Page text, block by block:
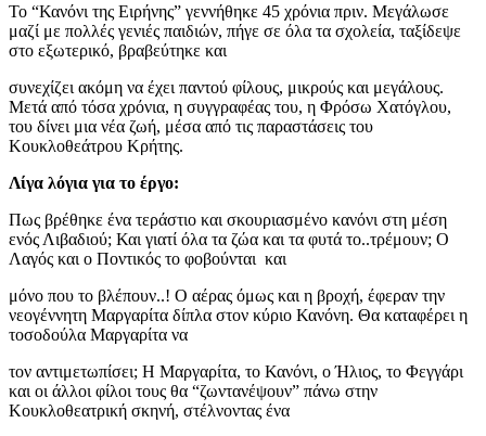
Το “Κανόνι της Ειρήνης” γεννήθηκε 45 χρόνια πριν. Μεγάλωσε
μαζί με πολλές γενιές παιδιών, πήγε σε όλα τα σχολεία, ταξίδεψε
στο εξωτερικό, βραβεύτηκε και
συνεχίζει ακόμη να έχει παντού φίλους, μικρούς και μεγάλους.
Μετά από τόσα χρόνια, η συγγραφέας του, η Φρόσω Χατόγλου,
του δίνει μια νέα ζωή, μέσα από τις παραστάσεις του
Κουκλοθεάτρου Κρήτης.
Λίγα λόγια για το έργο:
Πως βρέθηκε ένα τεράστιο και σκουριασμένο κανόνι στη μέση
ενός Λιβαδιού; Και γιατί όλα τα ζώα και τα φυτά το..τρέμουν; Ο
Λαγός και ο Ποντικός το φοβούνται και
μόνο που το βλέπουν..! Ο αέρας όμως και η βροχή, έφεραν την
νεογέννητη Μαργαρίτα δίπλα στον κύριο Κανόνη. Θα καταφέρει η
τοσοδούλα Μαργαρίτα να
τον αντιμετωπίσει; Η Μαργαρίτα, το Κανόνι, ο Ήλιος, το Φεγγάρι
και οι άλλοι φίλοι τους θα “ζωντανέψουν” πάνω στην
Κουκλοθεατρική σκηνή, στέλνοντας ένα